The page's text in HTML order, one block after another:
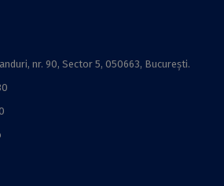
nr. 90, Sector 5, 050663, Bucureşti.